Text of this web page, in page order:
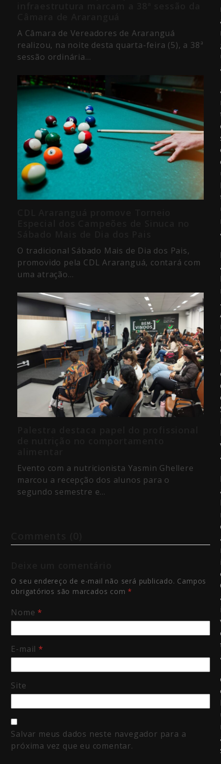
A Câmara de Vereadores de Araranguá
realizou, na noite desta quarta-feira (5), a 38ª
sessão ordinária…
O tradicional Sábado Mais de Dia dos Pais,
promovido pela CDL Araranguá, contará com
uma atração…
Evento com a nutricionista Yasmin Ghellere
marcou a recepção dos alunos para o
segundo semestre e…
O seu endereço de e-mail não será publicado. Campos
obrigatórios são marcados com*
Nome*
E-mail*
Site
Salvar meus dados neste navegador para a
próxima vez que eu comentar.